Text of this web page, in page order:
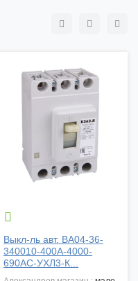

Выкл-ль авт. ВА04-36-
340010-400А-4000-
690AC-УХЛ3-К...